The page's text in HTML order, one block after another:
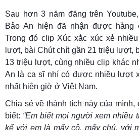
Sau hơn 3 năm đăng trên
Bảo An hiện đã nhận được hàng
Trong đó clip Xúc xắc xúc xẻ
lượt, bài Chút chít gần 21 triệu lượt,
13 triệu lượt, cùng nhiều clip khác
An là ca sĩ nhí có được nhiều lượt
nhất hiện giờ ở Việt Nam.
Chia sẻ về thành tích này của mình,
biết: “Em biết mọi người xem nhiều
kể với em là mấy cô, mấy chú, với